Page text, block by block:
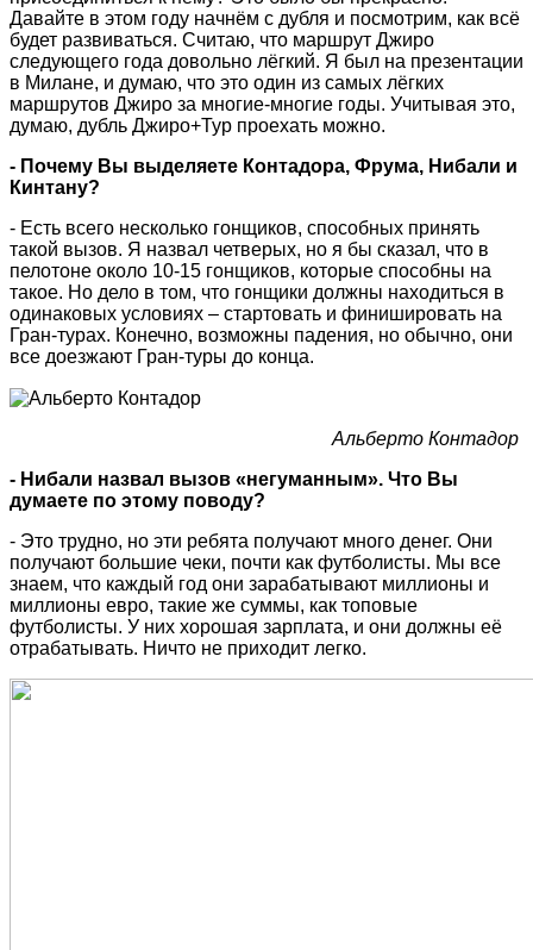
Давайте в этом году начнём с дубля и посмотрим, как всё
будет развиваться. Считаю, что маршрут Джиро
следующего года довольно лёгкий. Я был на презентации
в Милане, и думаю, что это один из самых лёгких
маршрутов Джиро за многие-многие годы. Учитывая это,
думаю, дубль Джиро+Тур проехать можно.
- Почему Вы выделяете Контадора, Фрума, Нибали и
Кинтану?
- Есть всего несколько гонщиков, способных принять
такой вызов. Я назвал четверых, но я бы сказал, что в
пелотоне около 10-15 гонщиков, которые способны на
такое. Но дело в том, что гонщики должны находиться в
одинаковых условиях – стартовать и финишировать на
Гран-турах. Конечно, возможны падения, но обычно, они
все доезжают Гран-туры до конца.
Альберто Контадор
- Нибали назвал вызов «негуманным». Что Вы
думаете по этому поводу?
- Это трудно, но эти ребята получают много денег. Они
получают большие чеки, почти как футболисты. Мы все
знаем, что каждый год они зарабатывают миллионы и
миллионы евро, такие же суммы, как топовые
футболисты. У них хорошая зарплата, и они должны её
отрабатывать. Ничто не приходит легко.